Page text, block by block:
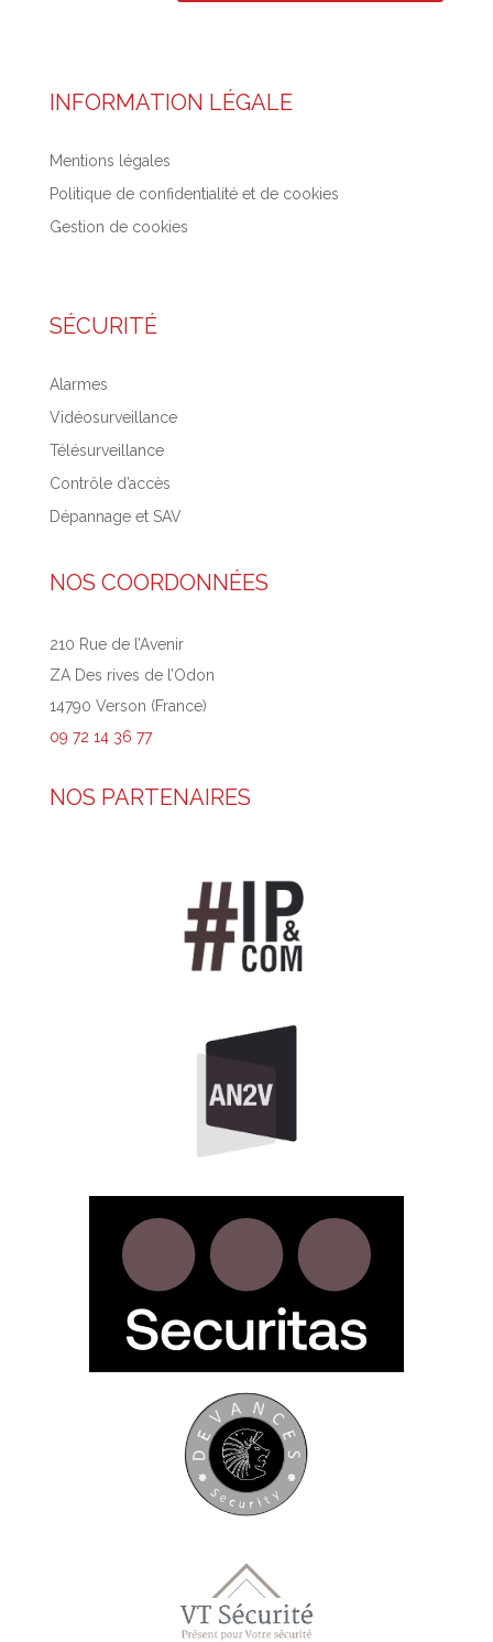
INFORMATION LÉGALE
Mentions légales
Politique de confidentialité et de cookies
Gestion de cookies
SÉCURITÉ
Alarmes
Vidéosurveillance
Télésurveillance
Contrôle d’accès
Dépannage et SAV
NOS COORDONNÉES
210 Rue de l’Avenir
ZA Des rives de l’Odon
14790 Verson (France)
09 72 14 36 77
NOS PARTENAIRES